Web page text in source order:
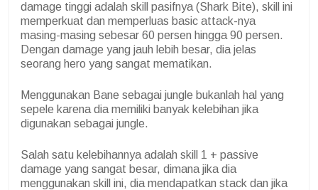
damage tinggi adalah skill pasifnya (Shark Bite), skill ini
memperkuat dan memperluas basic attack-nya
masing-masing sebesar 60 persen hingga 90 persen.
Dengan damage yang jauh lebih besar, dia jelas
seorang hero yang sangat mematikan.
Menggunakan Bane sebagai jungle bukanlah hal yang
sepele karena dia memiliki banyak kelebihan jika
digunakan sebagai jungle.
Salah satu kelebihannya adalah skill 1 + passive
damage yang sangat besar, dimana jika dia
menggunakan skill ini, dia mendapatkan stack dan jika